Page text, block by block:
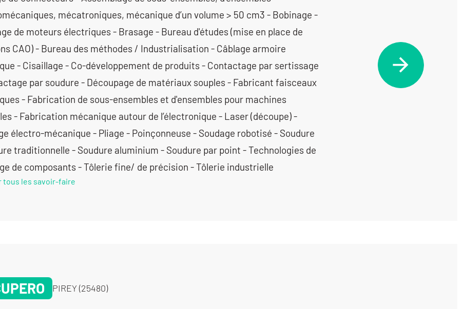
mécatroniques, mécanique d’un volume > 50 cm3 - Bobinage -
de moteurs électriques - Brasage - Bureau d'études (mise en place de
CAO) - Bureau des méthodes / Industrialisation - Câblage armoire
- Cisaillage - Co-développement de produits - Contactage par sertissage
par soudure - Découpage de matériaux souples - Fabricant faisceaux
- Fabrication de sous-ensembles et d'ensembles pour machines
- Fabrication mécanique autour de l’électronique - Laser (découpe) -
électro-mécanique - Pliage - Poinçonneuse - Soudage robotisé - Soudure
traditionnelle - Soudure aluminium - Soudure par point - Technologies de
de composants - Tôlerie fine/ de précision - Tôlerie industrielle
tous les savoir-faire
PIREY (25480)